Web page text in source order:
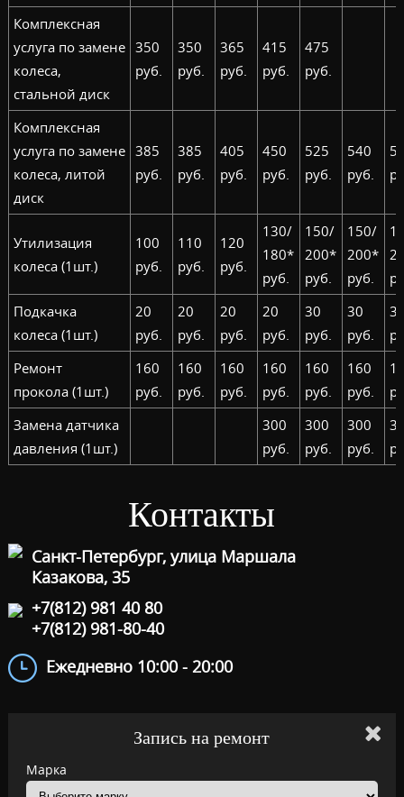
Комплексная
услуга по замене
колеса,
стальной диск
350
руб.
350
руб.
365
руб.
415
руб.
475
руб.
Комплексная
услуга по замене
колеса, литой
диск
385
руб.
385
руб.
405
руб.
450
руб.
525
руб.
540
руб.
Утилизация
колеса (1шт.)
100
руб.
110
руб.
120
руб.
130/
180*
руб.
150/
200*
руб.
150/
200*
руб.
Подкачка
колеса (1шт.)
20
руб.
20
руб.
20
руб.
20
руб.
30
руб.
30
руб.
Ремонт
прокола (1шт.)
160
руб.
160
руб.
160
руб.
160
руб.
160
руб.
160
руб.
Замена датчика
давления (1шт.)
300
руб.
300
руб.
300
руб.
Контакты
Санкт-Петербург, улица Маршала
Казакова, 35
+7(812) 981 40 80
+7(812) 981-80-40
Ежедневно 10:00 - 20:00
Запись на ремонт
Марка